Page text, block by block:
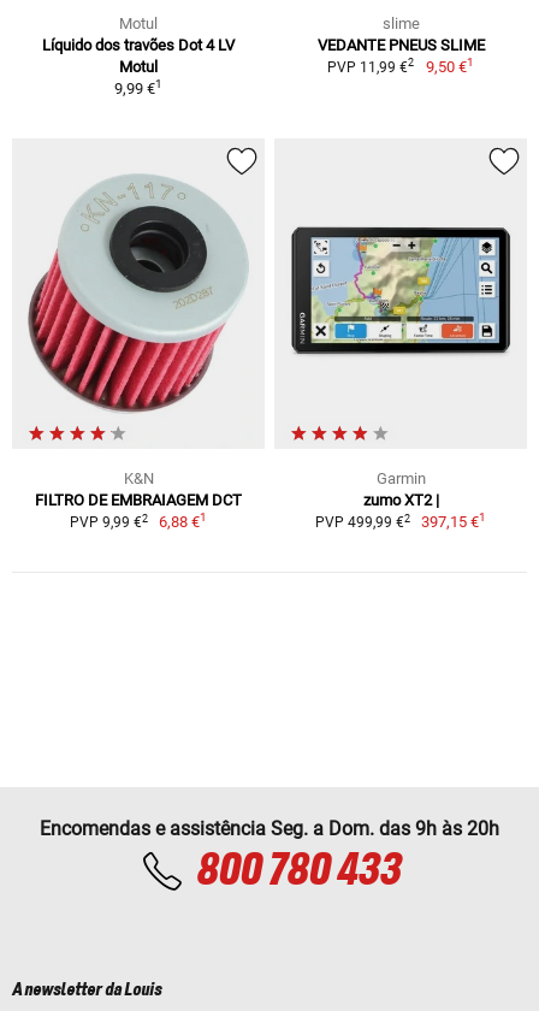
Motul
Líquido dos travões Dot 4 LV
Motul
9,99 €1
slime
VEDANTE PNEUS SLIME
PVP 11,99 €2 9,50 €1
K&N
FILTRO DE EMBRAIAGEM DCT
PVP 9,99 €2 6,88 €1
Garmin
zumo XT2 |
PVP 499,99 €2 397,15 €1
Encomendas e assistência Seg. a Dom. das 9h às 20h
800 780 433
A newsletter da Louis